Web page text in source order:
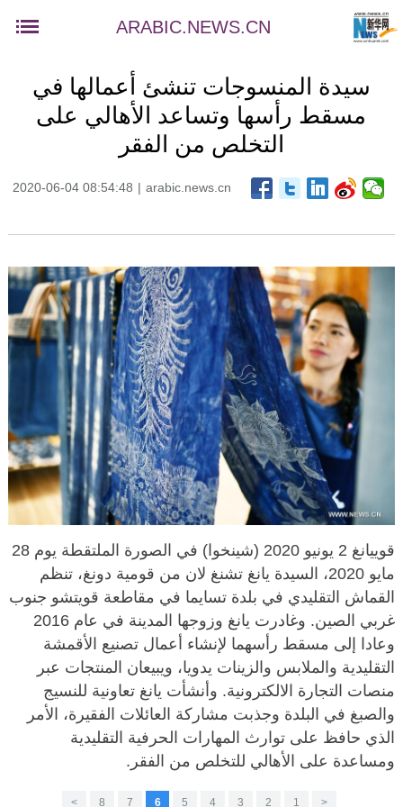
ARABIC.NEWS.CN
سيدة المنسوجات تنشئ أعمالها في
مسقط رأسها وتساعد الأهالي على
التخلص من الفقر
2020-06-04 08:54:48 | arabic.news.cn
قوييانغ 2 يونيو 2020 (شينخوا) في الصورة الملتقطة يوم 28
مايو 2020، السيدة يانغ تشنغ لان من قومية دونغ، تنظم
القماش التقليدي في بلدة تسايما في مقاطعة قويتشو جنوب
غربي الصين. وغادرت يانغ وزوجها المدينة في عام 2016
وعادا إلى مسقط رأسهما لإنشاء أعمال تصنيع الأقمشة
التقليدية والملابس والزينات يدويا، ويبيعان المنتجات عبر
منصات التجارة الالكترونية. وأنشأت يانغ تعاونية للنسيج
والصبغ في البلدة وجذبت مشاركة العائلات الفقيرة، الأمر
الذي حافظ على توارث المهارات الحرفية التقليدية
ومساعدة على الأهالي للتخلص من الفقر.
<
1
2
3
4
5
6
7
8
>